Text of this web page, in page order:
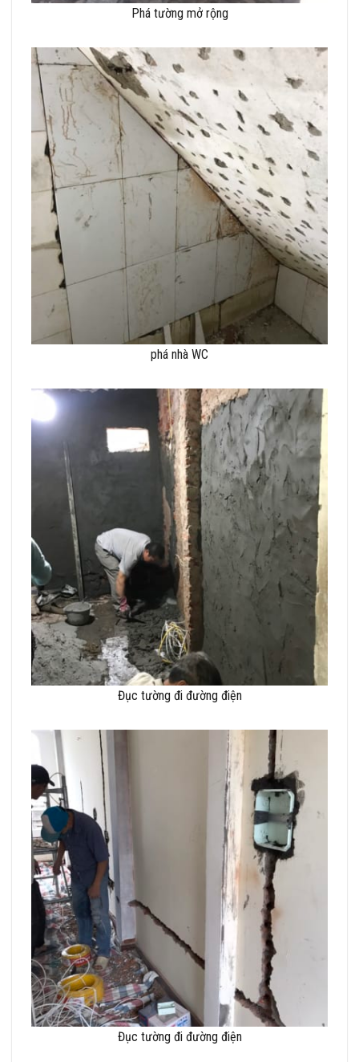
Phá tường mở rộng
phá nhà WC
Đục tường đi đường điện
Đục tường đi đường điện